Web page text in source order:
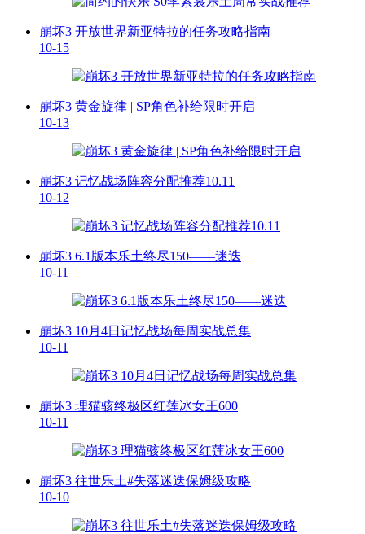
崩坏3 开放世界新亚特拉的任务攻略指南
10-15
崩坏3 黄金旋律 | SP角色补给限时开启
10-13
崩坏3 记忆战场阵容分配推荐10.11
10-12
崩坏3 6.1版本乐土终尽150——迷迭
10-11
崩坏3 10月4日记忆战场每周实战总集
10-11
崩坏3 理猫骇终极区红莲冰女王600
10-11
崩坏3 往世乐土#失落迷迭保姆级攻略
10-10